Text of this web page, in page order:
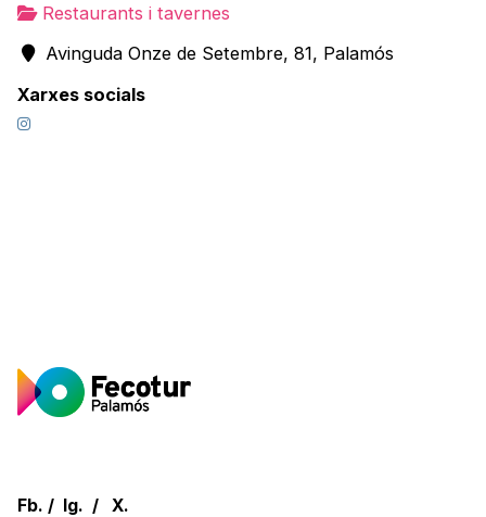
Restaurants i tavernes
Avinguda Onze de Setembre, 81, Palamós
Xarxes socials
Fb. / Ig. / X.